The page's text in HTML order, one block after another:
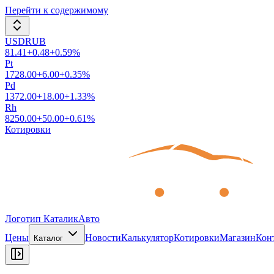
Перейти к содержимому
USDRUB
81.41+0.48+0.59%
Pt
1728.00+6.00+0.35%
Pd
1372.00+18.00+1.33%
Rh
8250.00+50.00+0.61%
Котировки
Логотип КаталикАвто
Цены
Каталог НовостиКалькуляторКотировкиМагазин